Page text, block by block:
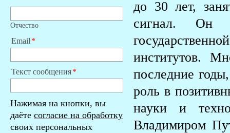
Отчество
Email
Текст сообщения
Нажимая на кнопки, вы
даёте согласие на обработку
своих персональных
до 30 лет,
сигнал. Он
институтов.
последние
роль в
науки и
Владимиром